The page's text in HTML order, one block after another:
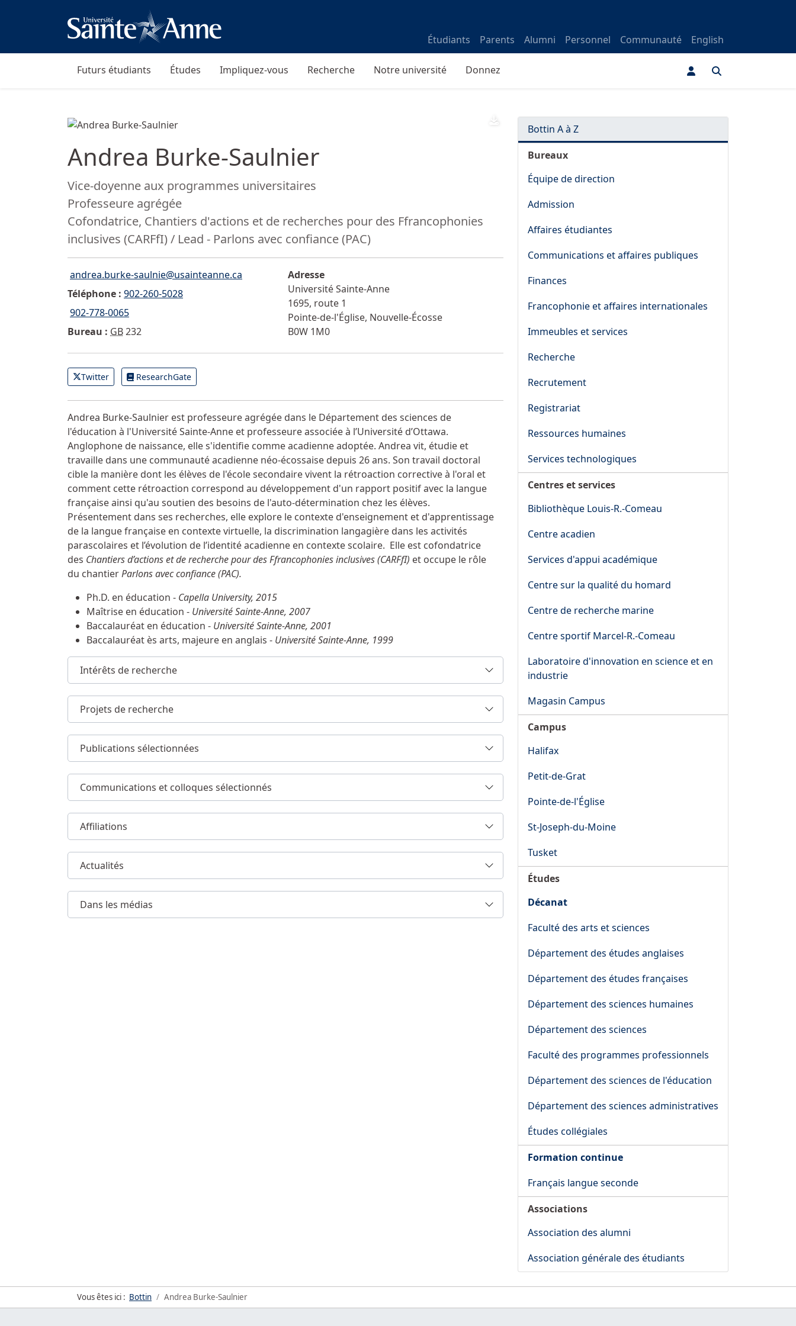
Étudiants Parents Alumni Personnel Communauté English
Futurs étudiants Études Impliquez-vous Recherche Notre université Donnez
DOWNLOAD_IMAGE
Andrea Burke-Saulnier
Fonction:
Vice-doyenne aux programmes universitaires
Professeure agrégée
Cofondatrice, Chantiers d'actions et de recherches pour des Ffrancophonies
inclusives (CARFfI) / Lead - Parlons avec confiance (PAC)
andrea.burke-saulnie@usainteanne.ca
Téléphone : 902-260-5028
902-778-0065
Bureau : GB232
Adresse
Université Sainte-Anne
1695, route 1
Pointe-de-l'Église, Nouvelle-Écosse
B0W 1M0
Twitter ResearchGate
Autres informations
Andrea Burke-Saulnier est professeure agrégée dans le Département des sciences de
l'éducation à l'Université Sainte-Anne et professeure associée à l’Université d’Ottawa.
Anglophone de naissance, elle s'identifie comme acadienne adoptée. Andrea vit, étudie et
travaille dans une communauté acadienne néo-écossaise depuis 26 ans. Son travail doctoral
cible la manière dont les élèves de l'école secondaire vivent la rétroaction corrective à l'oral et
comment cette rétroaction correspond au développement d'un rapport positif avec la langue
française ainsi qu'au soutien des besoins de l'auto-détermination chez les élèves.
Présentement dans ses recherches, elle explore le contexte d'enseignement et d'apprentissage
de la langue française en contexte virtuelle, la discrimination langagière dans les activités
parascolaires et l’évolution de l’identité acadienne en contexte scolaire. Elle est cofondatrice
des Chantiers d’actions et de recherche pour des Ffrancophonies inclusives (CARFfI) et occupe le rôle
du chantierParlons avec confiance (PAC).
Ph.D. en éducation - Capella University, 2015
Maîtrise en éducation - Université Sainte-Anne, 2007
Baccalauréat en éducation - Université Sainte-Anne, 2001
Baccalauréat ès arts, majeure en anglais - Université Sainte-Anne, 1999
Intérêts de recherche
Projets de recherche
Publications sélectionnées
Communications et colloques sélectionnés
Affiliations
Actualités
Dans les médias
Bottin A à Z
Bureaux
Équipe de direction
Admission
Affaires étudiantes
Communications et affaires publiques
Finances
Francophonie et affaires internationales
Immeubles et services
Recherche
Recrutement
Registrariat
Ressources humaines
Services technologiques
Centres et services
Bibliothèque Louis-R.-Comeau
Centre acadien
Services d'appui académique
Centre sur la qualité du homard
Centre de recherche marine
Centre sportif Marcel-R.-Comeau
Laboratoire d'innovation en science et en
industrie
Magasin Campus
Campus
Halifax
Petit-de-Grat
Pointe-de-l'Église
St-Joseph-du-Moine
Tusket
Études
Décanat
Faculté des arts et sciences
Département des études anglaises
Département des études françaises
Département des sciences humaines
Département des sciences
Faculté des programmes professionnels
Département des sciences de l'éducation
Département des sciences administratives
Études collégiales
Formation continue
Français langue seconde
Associations
Association des alumni
Association générale des étudiants
Vous êtes ici : Bottin Andrea Burke-Saulnier